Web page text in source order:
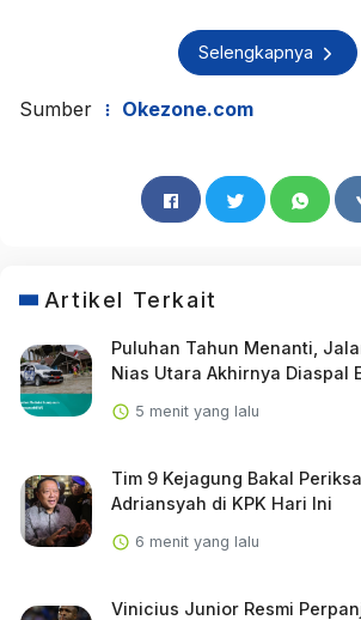
Selengkapnya
Sumber Okezone.com
Artikel Terkait
Puluhan Tahun Menanti,
Nias Utara Akhirnya Diaspal
5 menit yang lalu
Tim 9 Kejagung Bakal
Adriansyah di KPK Hari Ini
6 menit yang lalu
Vinicius Junior Resmi